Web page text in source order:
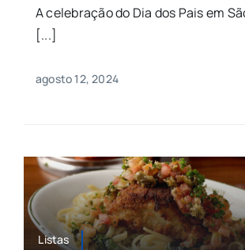
A celebração do Dia dos Pais em
[...]
agosto 12, 2024
Listas